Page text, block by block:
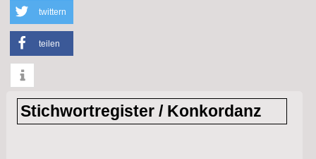
twittern
teilen
info
Stichwortregister / Konkordanz